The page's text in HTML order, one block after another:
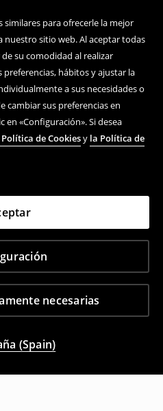
similares para ofrecerle la mejor
nuestro sitio web. Al aceptar todas
su comodidad al realizar
hábitos y ajustar la
a sus necesidades o
cambiar sus preferencias en
«Configuración». Si desea
de Cookiesy la Política de
necesarias
(Spain)